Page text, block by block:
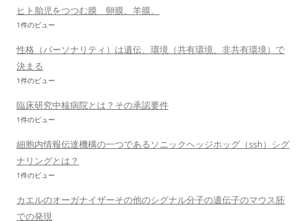
ヒト胎児をつつむ膜 卵膜、羊膜、
1件のビュー
性格（パーソナリティ）は遺伝、環境（共有環境、非共有環境）で
決まる
1件のビュー
臨床研究中核病院とは？その承認要件
1件のビュー
細胞内情報伝達機構の一つであるソニックヘッジホッグ（ssh）シグ
ナリングとは？
1件のビュー
カエルのオーガナイザーその他のシグナル分子の遺伝子のマウス胚
での発現